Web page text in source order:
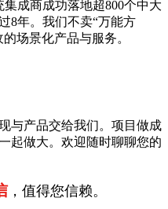
成商成功落地超800个中大
8年。我们不卖“万能方
场景化产品与服务。
与产品交给我们。项目做成
起做大。欢迎随时聊聊您的
，值得您信赖。